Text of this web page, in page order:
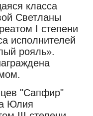
класса
Светланы
I степени
исполнителей
рояль».
"Сапфир"
Юлия